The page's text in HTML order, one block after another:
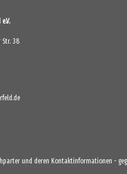
Str. 38
und deren Kontaktinformationen -